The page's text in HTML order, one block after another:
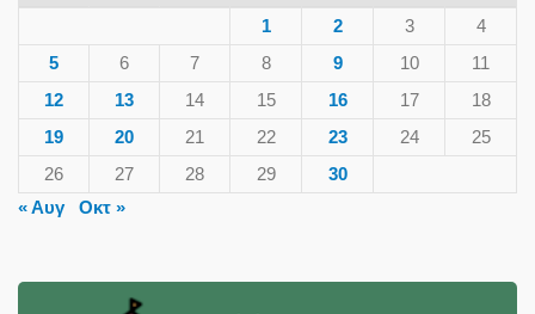
1
2 3
4
5
6 7 8 9 10
11
12
13 14 15 16 17
18
19
20 21 22 23 24
25
26
27 28 29
30
« Αυγ
Οκτ »